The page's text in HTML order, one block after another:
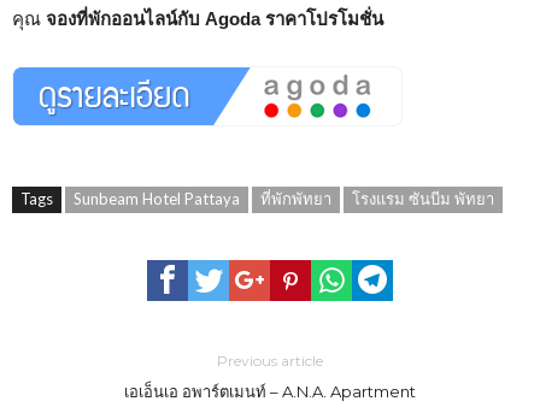
คุณ จองที่พักออนไลน์กับ Agoda ราคาโปรโมชั่น
Tags Sunbeam Hotel Pattaya ที่พักพัทยา โรงแรม ซันบีม พัทยา
Previous article
เอเอ็นเอ อพาร์ตเมนท์ – A.N.A. Apartment